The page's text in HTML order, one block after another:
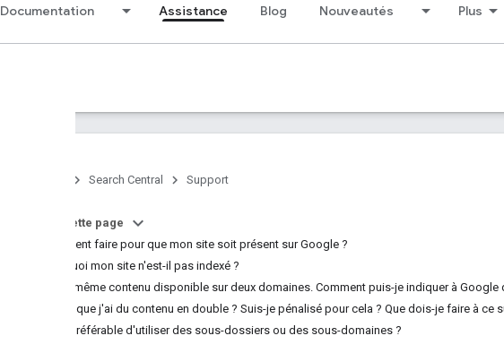
Documentation Assistance Blog Nouveautés Plus
Search Central Support
Sur cette page
Comment faire pour que mon site soit présent sur Google ?
Pourquoi mon site n'est-il pas indexé ?
J'ai le même contenu disponible sur deux domaines. Comment puis-je indiquer à
Est-ce que j'ai du contenu en double ? Suis-je pénalisé pour cela ? Que dois-je faire à ce
Est-il préférable d'utiliser des sous-dossiers ou des sous-domaines ?